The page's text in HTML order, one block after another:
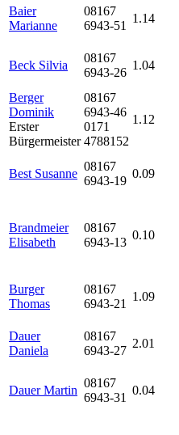
Baier
Marianne
08167
6943-51
1.14
Beck Silvia
08167
6943-26
1.04
Berger
Dominik
Erster
Bürgermeister
08167
6943-46
0171
4788152
1.12
Best Susanne
08167
6943-19
0.09
Brandmeier
Elisabeth
08167
6943-13
0.10
Burger
Thomas
08167
6943-21
1.09
Dauer
Daniela
08167
6943-27
2.01
Dauer Martin
08167
6943-31
0.04